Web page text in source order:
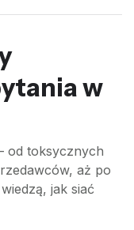
w
od toksycznych
aż po
jak siać